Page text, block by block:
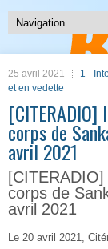
25 avril 2021 1 -
et en vedette
corps de
avril 2021
corps de
avril 2021
Le 20 avril 2021,